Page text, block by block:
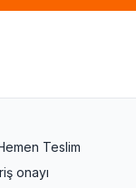
Teslim
onayı